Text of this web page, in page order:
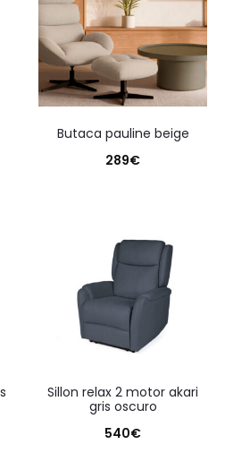
butaca pauline beige
289€
sillon relax 2 motor akari
gris oscuro
540€